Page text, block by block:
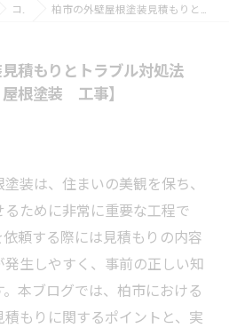
コラム 柏市の外壁屋根塗装見積もりとトラブル対処法【柏市 外壁塗装 屋根塗装 工事】
積もりとトラブル対処法
根塗装 工事】
装は、住まいの美観を保ち、
ために非常に重要な工程で
頼する際には見積もりの内容
生しやすく、事前の正しい知
本ブログでは、柏市における
もりに関するポイントと、実